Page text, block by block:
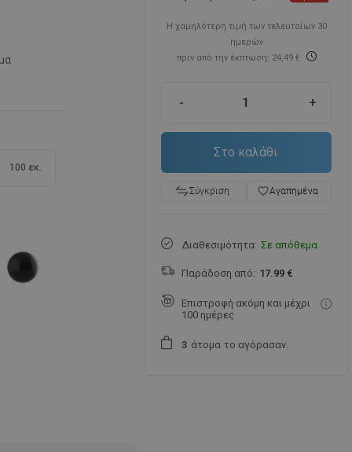
100 εκ.
Η χαμηλότερη τιμή των τελευταίων 30
ημερών
πριν από την έκπτωση: 24,49 €
- +
Στο καλάθι
Σύγκριση favorite_borderΑγαπημένα
Διαθεσιμότητα: Σε απόθεμα
Παράδοση από: 17.99 €
Επιστροφή ακόμη και μέχρι
100 ημέρες
3 άτομα το αγόρασαν.